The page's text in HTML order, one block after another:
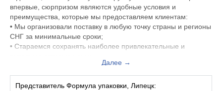
впервые, сюрпризом являются удобные условия и
преимущества, которые мы предоставляем клиентам:
• Мы организовали поставку в любую точку страны и регионы
СНГ за минимальные сроки;
• Стараемся сохранять наиболее привлекательные и
• Изготавливаем широкий ассортимент упаковочных
материалов, используя собственное, современное
оборудование.
Далее →
Представитель Формула упаковки, Липецк: